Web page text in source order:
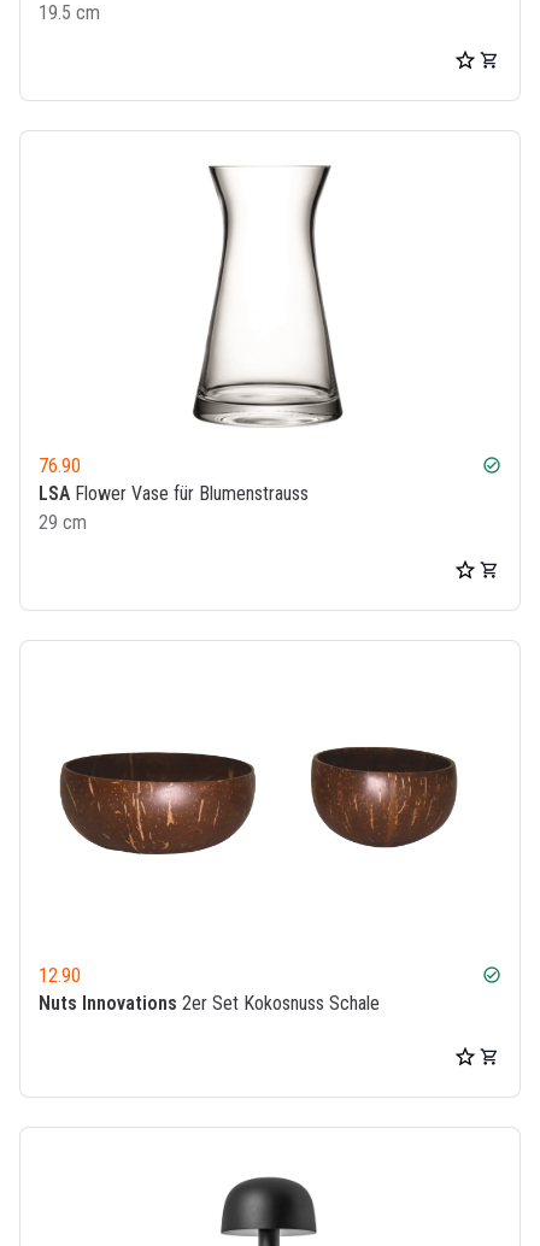
19.5 cm
76.90 check_circle
LSA Flower Vase für Blumenstrauss
29 cm
12.90 check_circle
Nuts Innovations 2er Set Kokosnuss Schale